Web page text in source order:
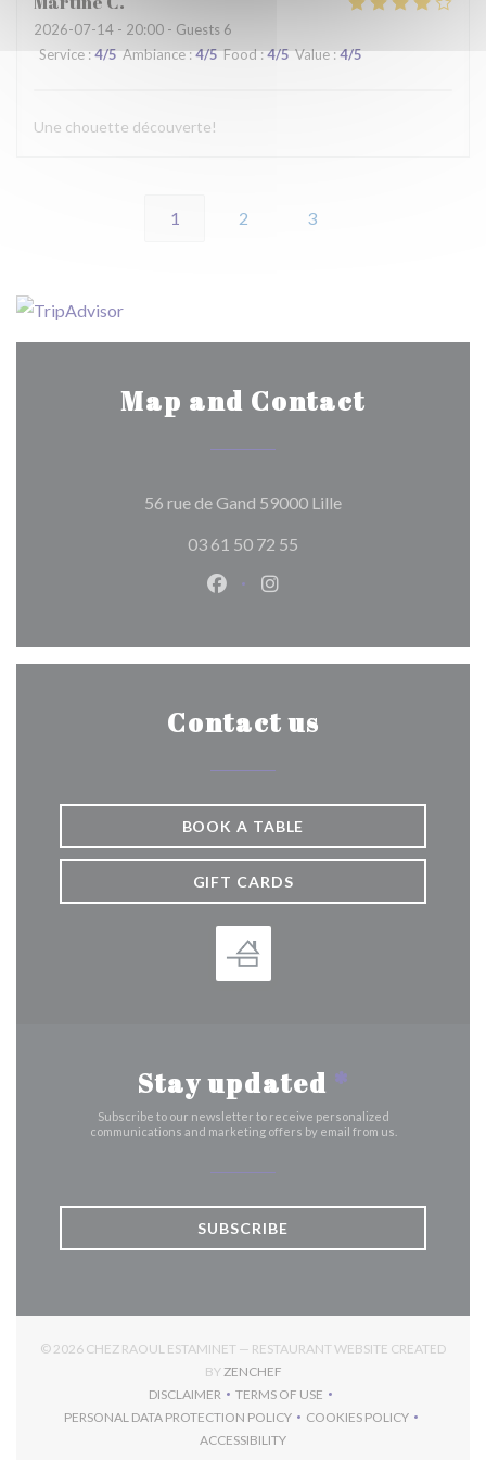
2026-07-14 - 20:00 - Guests 6
Service:4/5 Ambiance:4/5 Food:4/5 Value:4/5
Une chouette découverte!
1 2 3
Map and Contact
56 rue de Gand 59000 Lille((opens in a new
03 61 50 72 55
Facebook ((opens in a new
Instagram ((opens in a
Contact us
BOOK A TABLE
GIFT CARDS
Stay updated *
Subscribe to our newsletter to receive personalized
communications and marketing offers by email from us.
SUBSCRIBE
© 2026 CHEZ RAOUL ESTAMINET — RESTAURANT WEBSITE CREATED
BY ZENCHEF((OPENS IN A NEW WINDOW))
DISCLAIMER
((OPENS IN A NEW WINDOW))
TERMS OF USE
((OPENS IN A NEW WINDOW))
PERSONAL DATA PROTECTION POLICY
((OPENS IN A NEW WINDOW))
COOKIES POLICY
((OPENS IN A NEW
ACCESSIBILITY
((OPENS IN A NEW WINDOW))